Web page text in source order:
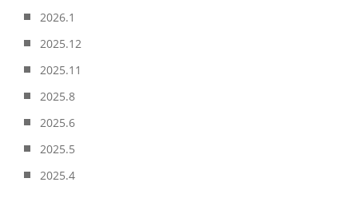
2026.1
2025.12
2025.11
2025.8
2025.6
2025.5
2025.4